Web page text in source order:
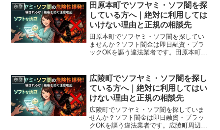
奈良
田原本町でソフヤミ・ソフ闇を探
している方へ｜絶対に利用しては
いけない理由と正規の相談先
田原本町でソフヤミ・ソフ闇を探してい
ませんか？ソフト闇金は即日融資・ブラ
ックOKを謳う違法業者です。田原本町周
ずお読みください。
奈良
広陵町でソフヤミ・ソフ闇を探し
ている方へ｜絶対に利用してはい
けない理由と正規の相談先
広陵町でソフヤミ・ソフ闇を探していま
せんか？ソフト闇金は即日融資・ブラッ
クOKを謳う違法業者です。広陵町周辺で